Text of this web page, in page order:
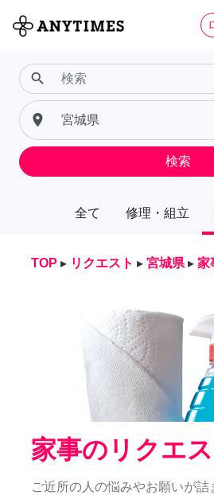
全て 修理・組立
search
place
検索
TOP ▸ リクエスト ▸ 宮城県 ▸ 家
家事のリクエ
ご近所の人の悩みやお願いが詰